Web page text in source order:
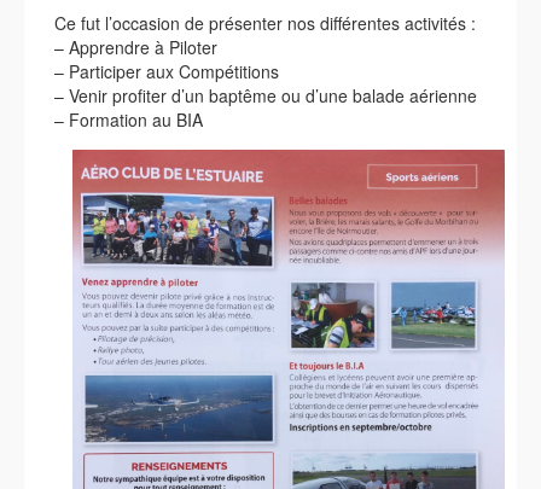
Ce fut l’occasion de présenter nos différentes activités :
– Apprendre à Piloter
– Participer aux Compétitions
– Venir profiter d’un baptême ou d’une balade aérienne
– Formation au BIA